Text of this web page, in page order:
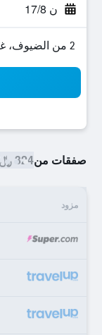
ن 17/8
2 من الضيوف، غرفة واحدة
صفقات من324 ﷼
مزود